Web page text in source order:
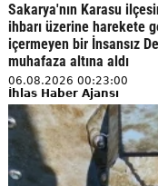
Sakarya'nın Karasu
ihbarı üzerine harekete
içermeyen bir İnsansız
muhafaza altına aldı
06.08.2026 00:23:00
İhlas Haber Ajansı